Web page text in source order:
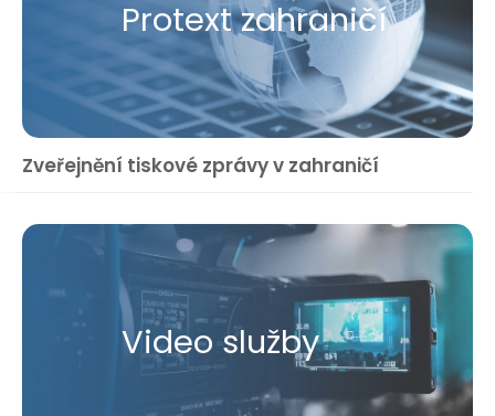
Protext zahraničí
Zveřejnění tiskové zprávy v zahraničí
Video služby